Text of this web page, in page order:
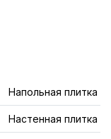
Напольная плитка
Настенная плитка